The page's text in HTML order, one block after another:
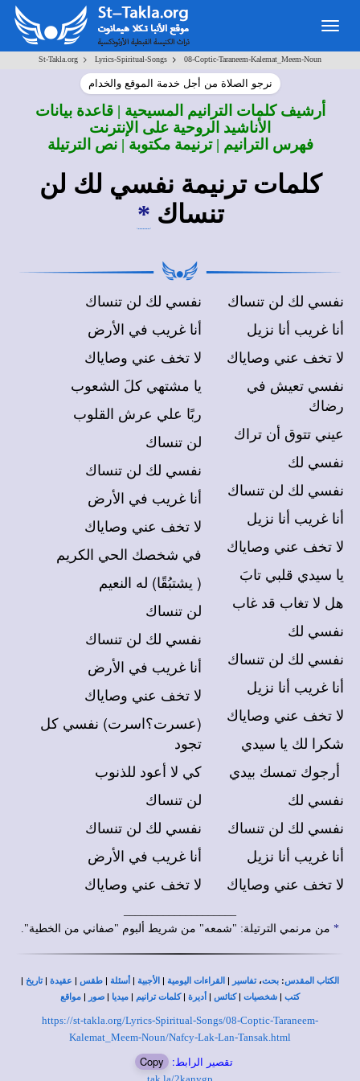
St-Takla.org > Lyrics-Spiritual-Songs > 08-Coptic-Taraneem-Kalemat_Meem-Noun
نرجو الصلاة من أجل خدمة الموقع والخدام
أرشيف كلمات الترانيم المسيحية | قاعدة بيانات
الأناشيد الروحية على الإنترنت
فهرس الترانيم | ترنيمة مكتوبة | نص الترتيلة
كلمات ترنيمة نفسي لك لن
تنساك *
نفسي لك لن تنساك
أنا غريب في الأرض
لا تخف عني وصاياك
يا مشتهي كلَ الشعوب
ربًا علي عرش القلوب
لن تنساك
نفسي لك لن تنساك
أنا غريب في الأرض
لا تخف عني وصاياك
في شخصك الحي الكريم
( يشتبُقًا) له النعيم
لن تنساك
نفسي لك لن تنساك
أنا غريب في الأرض
لا تخف عني وصاياك
(عسرت؟اسرت) نفسي كل
تجود
كي لا أعود للذنوب
لن تنساك
نفسي لك لن تنساك
أنا غريب في الأرض
لا تخف عني وصاياك
نفسي لك لن تنساك
أنا غريب أنا نزيل
لا تخف عني وصاياك
نفسي تعيش في
رضاك
عيني تتوق أن تراك
نفسي لك
نفسي لك لن تنساك
أنا غريب أنا نزيل
لا تخف عني وصاياك
يا سيدي قلبي تابَ
هل لا تغاب قد غاب
نفسي لك
نفسي لك لن تنساك
أنا غريب أنا نزيل
لا تخف عني وصاياك
شكرا لك يا سيدي
أرجوك تمسك بيدي
نفسي لك
نفسي لك لن تنساك
أنا غريب أنا نزيل
لا تخف عني وصاياك
* من مرنمي الترتيلة: "شمعه" من شريط ألبوم "صفاني من الخطية".
الكتاب المقدس: بحث،تفاسير | القراءات اليومية | الأجبية | أسئلة | طقس | عقيدة |تاريخ |
كتب | شخصيات |كنائس | أديرة |كلمات ترانيم | ميديا | صور | مواقع
https://st-takla.org/Lyrics-Spiritual-Songs/08-Coptic-Taraneem-
Kalemat_Meem-Noun/Nafcy-Lak-Lan-Tansak.html
تقصير الرابط: Copy